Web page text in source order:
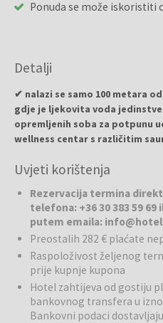
Ponuda se može iskoristiti
Detalji
✔ nalazi se samo 100 metara
gdje je ljekovita voda
opremljenih soba za potpunu
wellness centar s različitim
termalni bazen za
Garabonciás ✔ idealno za
opuštanje, rekreaciju i
Hotel Venusnalazi se u blizini
jedinstvenu kombinaciju
gastronomije. Hotel je dizajniran
i ljubavi, stvarajući mirnu i intimnu
opuštanju, regeneraciji tijela i
Uvjeti korištenja
Rezervacija termina
telefona: +36 30 383 59 69
putem emaila:
Preostalih 282 € plaćate
Raspoloživost željenog
prije kupnje kupona
Hotel zahtijeva od gostiju
bankovnog transfera u
Bankovni podaci